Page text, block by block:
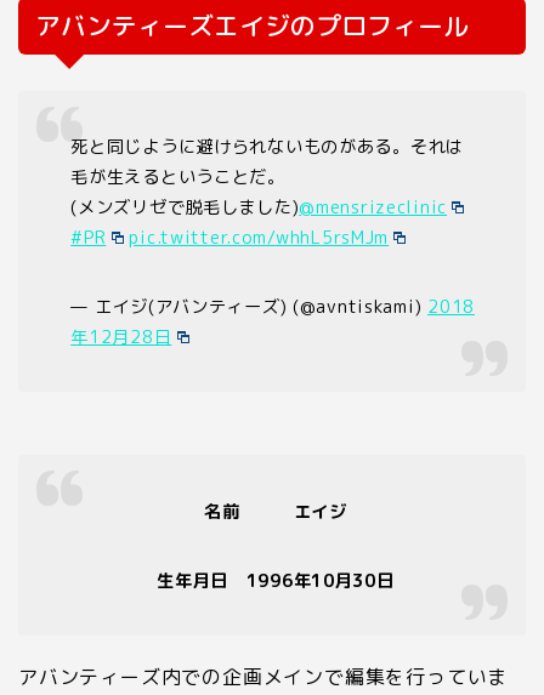
アバンティーズエイジのプロフィール
死と同じように避けられないものがある。それは
毛が生えるということだ。
(メンズリゼで脱毛しました)@mensrizeclinic
#PR
pic.twitter.com/whhL5rsMJm
— エイジ(アバンティーズ) (@avntiskami) 2018
年12月28日
名前 エイジ
生年月日 1996年10月30日
アバンティーズ内での企画メインで編集を行っていま